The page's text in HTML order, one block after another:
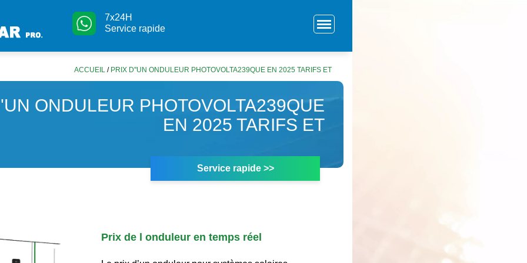
7x24H
Service rapide
ACCUEIL / PRIX D''UN ONDULEUR PHOTOVOLTA239QUE EN 2025 TARIFS ET
ONDULEUR PHOTOVOLTA239QUE
EN 2025 TARIFS ET
Service rapide >>
Prix de l onduleur en temps réel